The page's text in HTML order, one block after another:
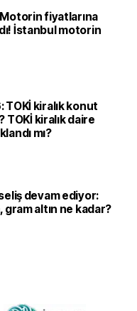
fiyatlarına
İstanbul motorin
TOKİ kiralık konut
kiralık daire
mı?
devam ediyor:
gram altın ne kadar?